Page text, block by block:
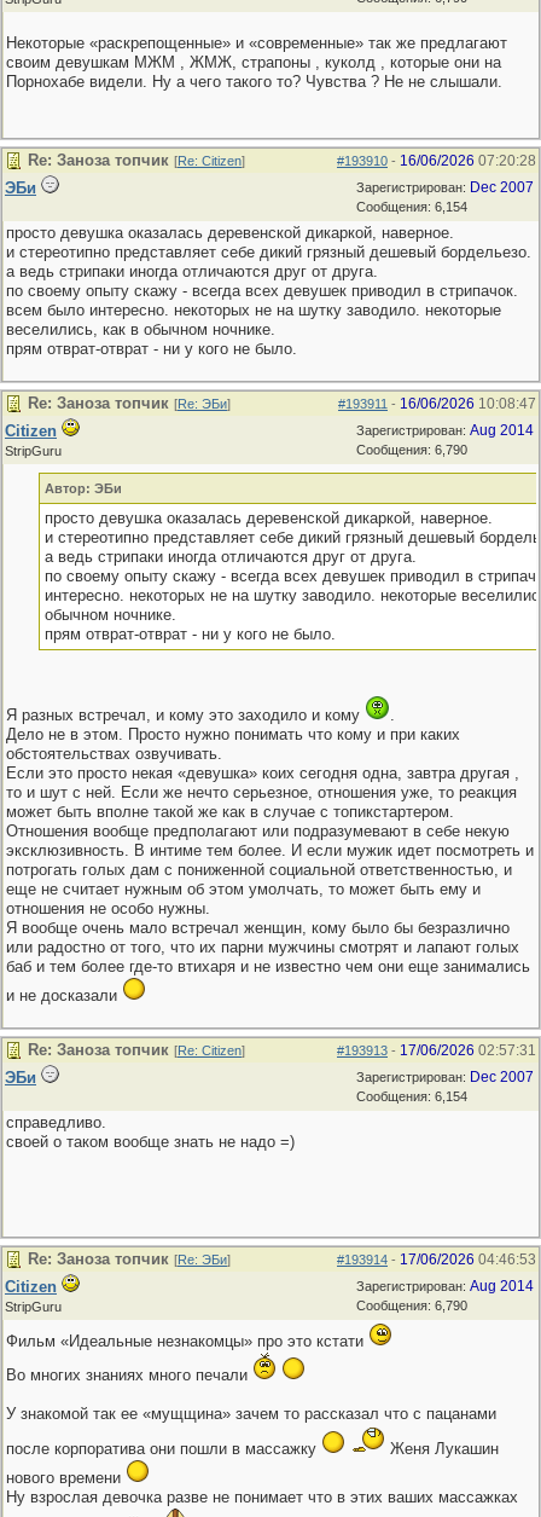
Некоторые «раскрепощенные» и «современные» так же предлагают
своим девушкам МЖМ , ЖМЖ, страпоны , куколд , которые они на
Порнохабе видели. Ну а чего такого то? Чувства ? Не не слышали.
#193910 - 16/06/2026 07:20:28
Re: Заноза топчик [Re: Citizen]
Зарегистрирован: Dec 2007
Сообщения: 6,154
ЭБи
просто девушка оказалась деревенской дикаркой, наверное.
и стереотипно представляет себе дикий грязный дешевый бордельезо.
а ведь стрипаки иногда отличаются друг от друга.
по своему опыту скажу - всегда всех девушек приводил в стрипачок.
всем было интересно. некоторых не на шутку заводило. некоторые
веселились, как в обычном ночнике.
прям отврат-отврат - ни у кого не было.
#193911 - 16/06/2026 10:08:47
Re: Заноза топчик [Re: ЭБи]
Зарегистрирован: Aug 2014
Сообщения: 6,790
Citizen
StripGuru
Автор: ЭБи
просто девушка оказалась деревенской дикаркой, наверное.
и стереотипно представляет себе дикий грязный дешевый
а ведь стрипаки иногда отличаются друг от друга.
по своему опыту скажу - всегда всех девушек приводил в
интересно. некоторых не на шутку заводило. некоторые
обычном ночнике.
прям отврат-отврат - ни у кого не было.
Я разных встречал, и кому это заходило и кому
.
Дело не в этом. Просто нужно понимать что кому и при каких
обстоятельствах озвучивать.
Если это просто некая «девушка» коих сегодня одна, завтра другая ,
то и шут с ней. Если же нечто серьезное, отношения уже, то реакция
может быть вполне такой же как в случае с топикстартером.
Отношения вообще предполагают или подразумевают в себе некую
эксклюзивность. В интиме тем более. И если мужик идет посмотреть и
потрогать голых дам с пониженной социальной ответственностью, и
еще не считает нужным об этом умолчать, то может быть ему и
отношения не особо нужны.
Я вообще очень мало встречал женщин, кому было бы безразлично
или радостно от того, что их парни мужчины смотрят и лапают голых
баб и тем более где-то втихаря и не известно чем они еще занимались
и не досказали
#193913 - 17/06/2026 02:57:31
Re: Заноза топчик [Re: Citizen]
Зарегистрирован: Dec 2007
Сообщения: 6,154
ЭБи
справедливо.
своей о таком вообще знать не надо =)
#193914 - 17/06/2026 04:46:53
Re: Заноза топчик [Re: ЭБи]
Зарегистрирован: Aug 2014
Сообщения: 6,790
Citizen
StripGuru
Фильм «Идеальные незнакомцы» про это кстати
Во многих знаниях много печали
У знакомой так ее «мущщина» зачем то рассказал что с пацанами
после корпоратива они пошли в массажку
Женя Лукашин
нового времени
Ну взрослая девочка разве не понимает что в этих ваших массажках